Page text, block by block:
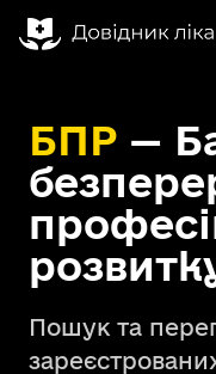
БПР —
Пошук та